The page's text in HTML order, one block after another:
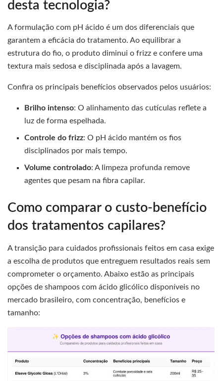
desta tecnologia?
A formulação com pH ácido é um dos diferenciais que
garantem a eficácia do tratamento. Ao equilibrar a
estrutura do fio, o produto diminui o frizz e confere uma
textura mais sedosa e disciplinada após a lavagem.
Confira os principais benefícios observados pelos usuários:
Brilho intenso: O alinhamento das cutículas reflete a
luz de forma espelhada.
Controle do frizz: O pH ácido mantém os fios
disciplinados por mais tempo.
Volume controlado: A limpeza profunda remove
agentes que pesam na fibra capilar.
Como comparar o custo-benefício
dos tratamentos capilares?
A transição para cuidados profissionais feitos em casa exige
a escolha de produtos que entreguem resultados reais sem
comprometer o orçamento. Abaixo estão as principais
opções de shampoos com ácido glicólico disponíveis no
mercado brasileiro, com concentração, benefícios e
tamanho: